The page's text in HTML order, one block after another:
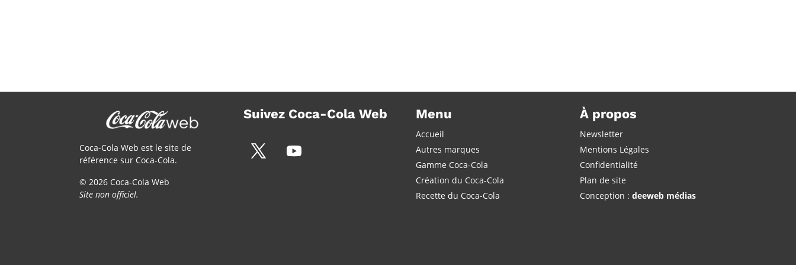
Coca-Cola Web est le site de
référence sur Coca-Cola.
© 2026 Coca-Cola Web
Site non officiel.
Suivez Coca-Cola Web Menu
Accueil
Autres marques
Gamme Coca-Cola
Création du Coca-Cola
Recette du Coca-Cola
À propos
Newsletter
Mentions Légales
Confidentialité
Plan de site
Conception : deeweb médias